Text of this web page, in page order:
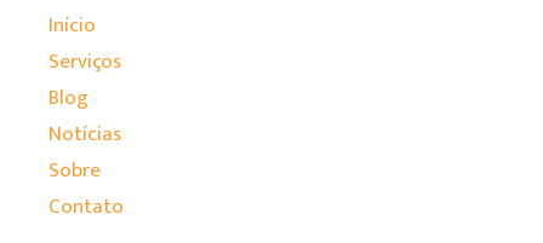
Início
Serviços
Blog
Notícias
Sobre
Contato